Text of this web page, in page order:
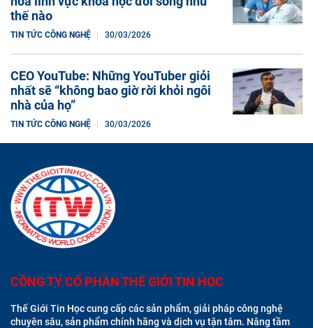
thế nào
TIN TỨC CÔNG NGHỆ 30/03/2026
CEO YouTube: Những YouTuber giỏi
nhất sẽ “không bao giờ rời khỏi ngôi
nhà của họ”
TIN TỨC CÔNG NGHỆ 30/03/2026
CÔNG TY CỔ PHẦN THẾ GIỚI TIN HỌC
Thế Giới Tin Học cung cấp các sản phẩm, giải pháp công nghệ
chuyên sâu, sản phẩm chính hãng và dịch vụ tận tâm. Nâng tầm